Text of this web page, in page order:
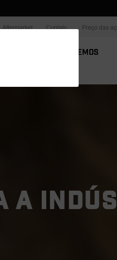
Aftermarket Contato Preço das
Como Fazemos
A